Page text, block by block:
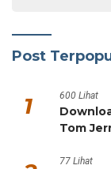
Post
1 600 Lihat
Tom
77 Lihat